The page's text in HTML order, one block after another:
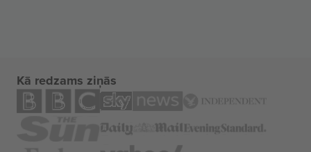
Kā redzams ziņās